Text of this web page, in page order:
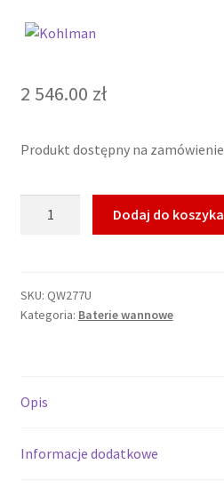
2 546.00 zł
Produkt dostępny na zamówienie
prysznicowy
z
QW277U
Dodaj do koszyka
SKU: QW277U
Kategoria: Baterie wannowe
Opis
Informacje dodatkowe